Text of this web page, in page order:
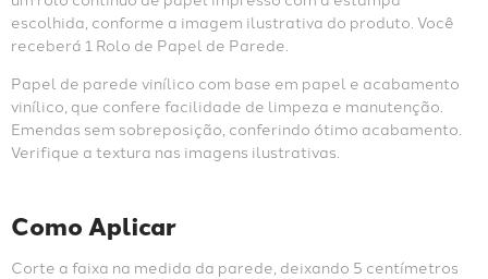
escolhida, conforme a imagem ilustrativa do produto. Você
receberá 1 Rolo de Papel de Parede.
Papel de parede vinílico com base em papel e acabamento
vinílico, que confere facilidade de limpeza e manutenção.
Emendas sem sobreposição, conferindo ótimo acabamento.
Verifique a textura nas imagens ilustrativas.
Como Aplicar
Corte a faixa na medida da parede, deixando 5 centímetros